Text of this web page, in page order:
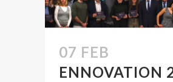
07 FEB
ENNOVATION